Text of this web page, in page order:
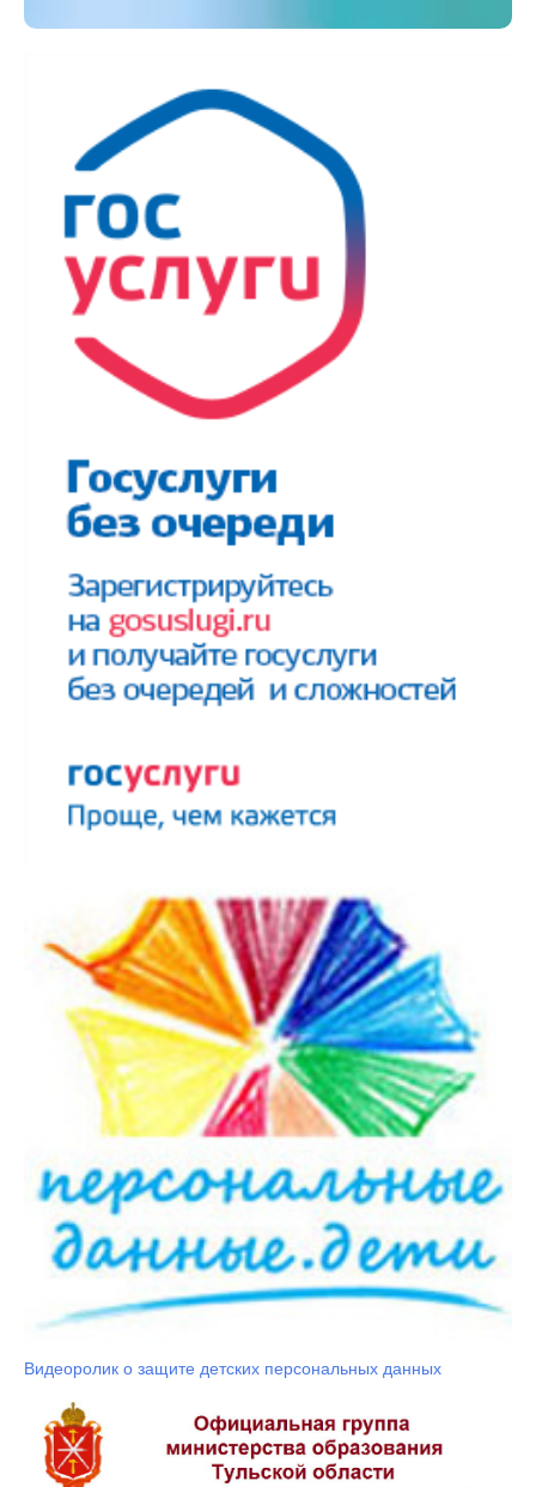
Видеоролик о защите детских персональных данных